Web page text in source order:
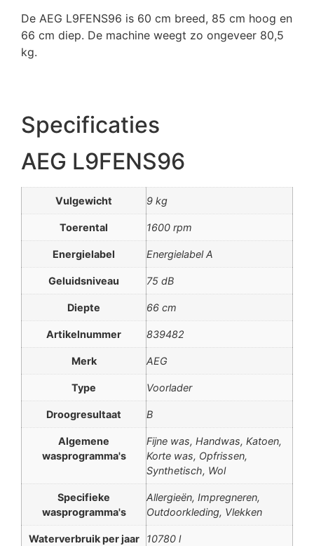
De AEG L9FENS96 is 60 cm breed, 85 cm hoog en
66 cm diep. De machine weegt zo ongeveer 80,5
kg.
Specificaties
AEG L9FENS96
Vulgewicht 9 kg
Toerental 1600 rpm
Energielabel Energielabel A
Geluidsniveau 75 dB
Diepte 66 cm
Artikelnummer 839482
Merk AEG
Type Voorlader
Droogresultaat B
Algemene
wasprogramma's
Fijne was, Handwas, Katoen,
Korte was, Opfrissen,
Synthetisch, Wol
Specifieke
wasprogramma's
Allergieën, Impregneren,
Outdoorkleding, Vlekken
Waterverbruik per jaar 10780 l